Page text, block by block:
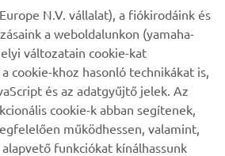
Európában üzleti célra vásárolt és
rendszerében regisztrált négyütemű
garanciát kap, így összesen 2 év
üzemórás korláttal. Minden jótállás
karbantartás, a Yamaha használati
A részletes szerződési
kérésre elérhetők.
N.V. vállalat), a fiókirodáink és
a weboldalunkon (yamaha-
változatain cookie-kat
cookie-khoz hasonló technikákat is,
és az adatgyűjtő jelek. Az
cookie-k abban segítenek,
működhessen, valamint,
funkciókat kínálhassunk